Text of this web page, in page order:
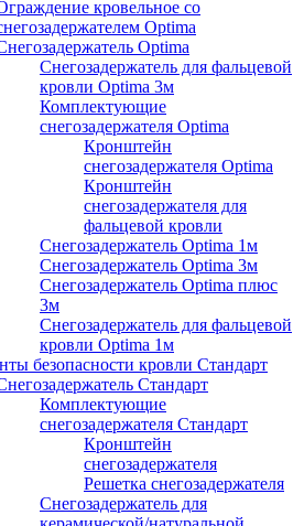
кровельное со
Optima
Optima
Снегозадержатель для фальцевой
кровли Optima 3м
Комплектующие
снегозадержателя Optima
Кронштейн
снегозадержателя Optima
Кронштейн
снегозадержателя для
фальцевой кровли
Снегозадержатель Optima 1м
Снегозадержатель Optima 3м
Снегозадержатель Optima плюс
3м
Снегозадержатель для фальцевой
кровли Optima 1м
безопасности кровли Стандарт
Стандарт
Комплектующие
снегозадержателя Стандарт
Кронштейн
снегозадержателя
Решетка снегозадержателя
Снегозадержатель для